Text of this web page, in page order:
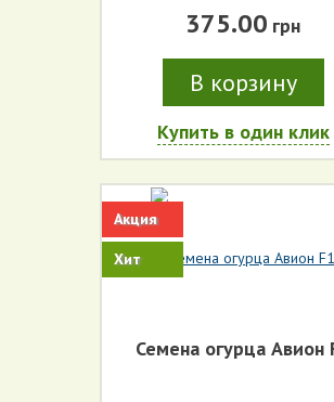
375.00 грн
В корзину
Купить в один клик
Акция
Хит
Семена огурца Авион